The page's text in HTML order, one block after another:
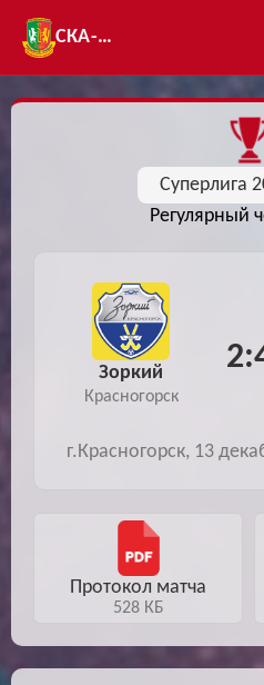
СКА-УТ
Суперлига
Регулярный
Зоркий
Красногорск
г.Красногорск, 13
Протокол матча
528 КБ